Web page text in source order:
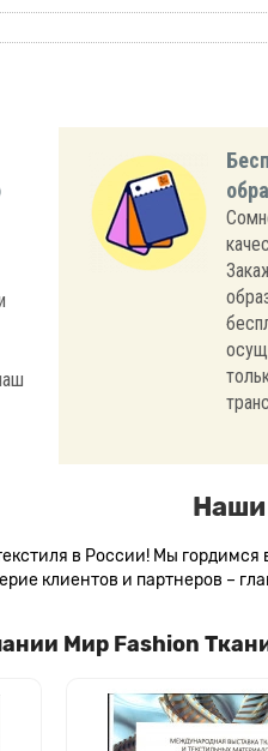
в России! Мы
клиентов и партнеров –
Мир Fashion